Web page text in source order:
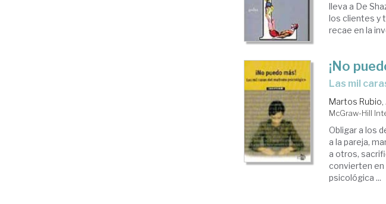
lleva a De
los clientes y
recae en la
¡No
las mil
Martos Rubio,
McGraw-Hill
Obligar a los
a la pareja,
a otros,
convierten en
psicológica ...